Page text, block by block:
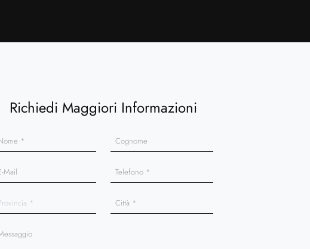
Richiedi Maggiori Informazioni